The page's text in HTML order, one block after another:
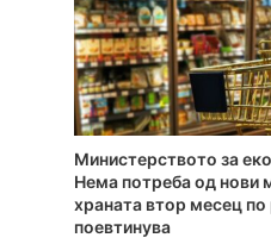
Министерството за
Нема потреба од нови
храната втор месец по
поевтинува